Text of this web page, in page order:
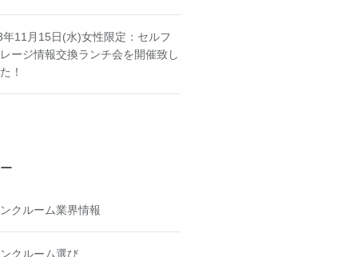
年11月15日(水)女性限定：セルフ
ージ情報交換ランチ会を開催致し
！
ンクルーム業界情報
ンクルーム選び